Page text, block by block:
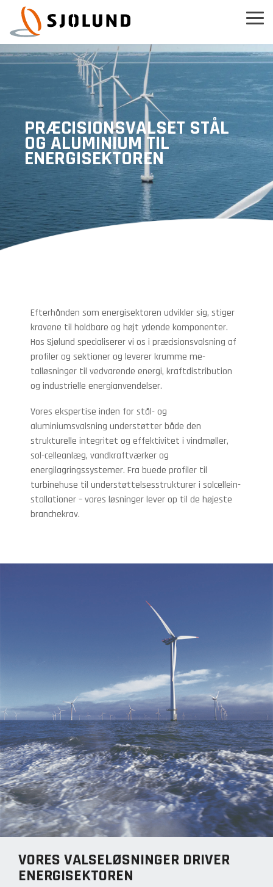
the
main
content.
PRÆCISIONSVALSET STÅL
OG ALUMINIUM TIL
ENERGISEKTOREN
Efterhånden som energisektoren udvikler sig, stiger
kravene til holdbare og højt ydende komponenter.
Hos Sjølund specialiserer vi os i præcisionsvalsning af
profiler og sektioner og leverer krumme me-
talløsninger til vedvarende energi, kraftdistribution
og industrielle energianvendelser.
Vores ekspertise inden for stål- og
aluminiumsvalsning understøtter både den
strukturelle integritet og effektivitet i vindmøller,
sol-celleanlæg, vandkraftværker og
energilagringssystemer. Fra buede profiler til
turbinehuse til understøttelsesstrukturer i solcellein-
stallationer – vores løsninger lever op til de højeste
branchekrav.
VORES VALSELØSNINGER DRIVER
ENERGISEKTOREN